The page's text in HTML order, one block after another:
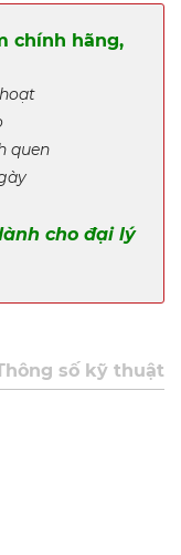
chính hãng,
hoạt
quen
cho đại lý
số kỹ thuật